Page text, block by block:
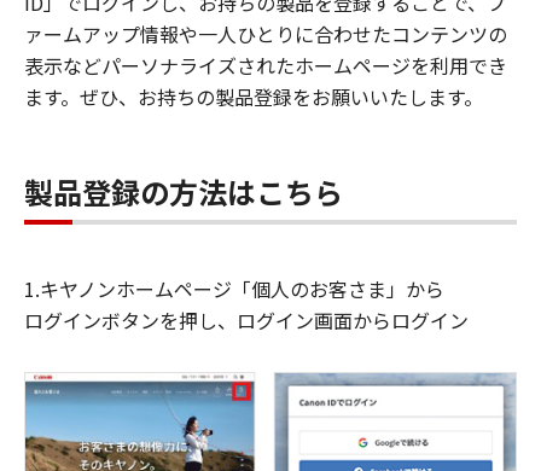
ァームアップ情報や一人ひとりに合わせたコンテンツの
表示などパーソナライズされたホームページを利用でき
ます。ぜひ、お持ちの製品登録をお願いいたします。
製品登録の方法はこちら
1.キヤノンホームページ「個人のお客さま」から
ログインボタンを押し、ログイン画面からログイン